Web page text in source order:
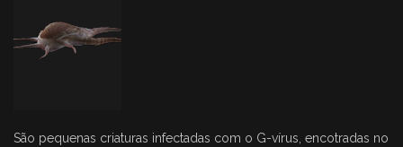
São pequenas criaturas infectadas com o G-vírus, encotradas no